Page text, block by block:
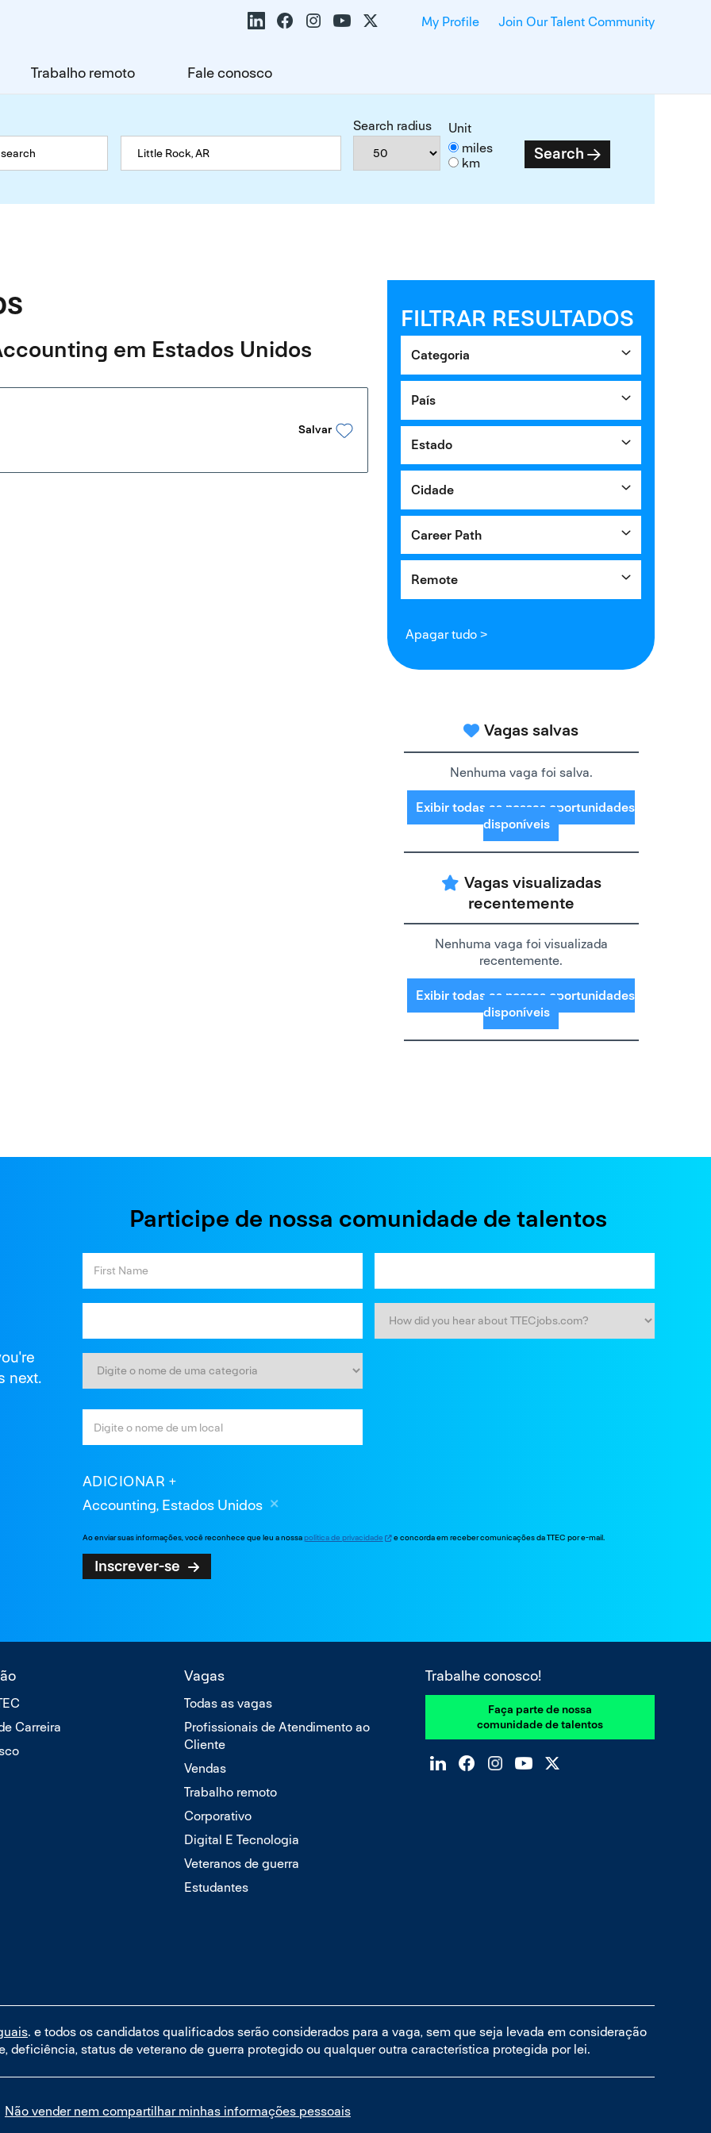
My Profile Join Our Talent Community
Trabalho remoto Fale conosco
Search radius
Unit
miles
km
Search
em Estados Unidos
Salvar
FILTRAR RESULTADOS
Categoria
País
Estado
Cidade
Career Path
Remote
Apagar tudo >
Vagas salvas
Nenhuma vaga foi salva.
Exibir todas as nossas oportunidades
disponíveis
Vagas visualizadas
recentemente
Nenhuma vaga foi visualizada
recentemente.
Exibir todas as nossas oportunidades
disponíveis
next.
Participe de nossa comunidade de talentos
ADICIONAR
Accounting, Estados Unidos
Ao enviar suas informações, você reconhece que leu a nossapolítica de privacidade e concorda em receber comunicações da TTEC por e-mail.
Inscrever-se
Carreira
Vagas
Todas as vagas
Profissionais de Atendimento ao
Cliente
Vendas
Trabalho remoto
Corporativo
Digital E Tecnologia
Veteranos de guerra
Estudantes
Trabalhe conosco!
Faça parte de nossa
comunidade de talentos
. e todos os candidatos qualificados serão considerados para a vaga, sem que seja levada em consideração
deficiência, status de veterano de guerra protegido ou qualquer outra característica protegida por lei.
Não vender nem compartilhar minhas informações pessoais